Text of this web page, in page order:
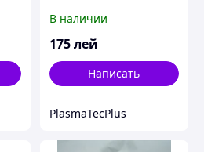
mm
В наличии
175лей
Написать
PlasmaTecPlus